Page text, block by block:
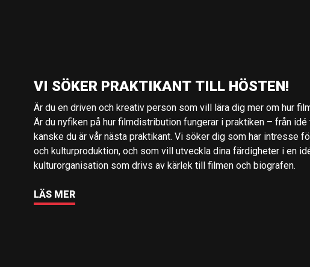
VI SÖKER PRAKTIKANT TILL HÖSTEN!
Är du en driven och kreativ person som vill lära dig mer om hur
Är du nyfiken på hur filmdistribution fungerar i praktiken – från
kanske du är vår nästa praktikant. Vi söker dig som har intresse
och kulturproduktion, och som vill utveckla dina färdigheter i en
kulturorganisation som drivs av kärlek till filmen och biografen.
LÄS MER